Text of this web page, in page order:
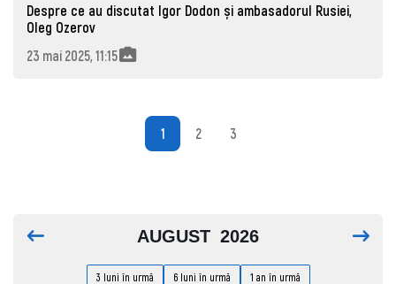
Despre ce au discutat Igor Dodon și ambasadorul Rusiei,
Oleg Ozerov
23 mai 2025, 11:15
1 2 3
AUGUST 2026
3 luni în urmă 6 luni în urmă 1 an în urmă